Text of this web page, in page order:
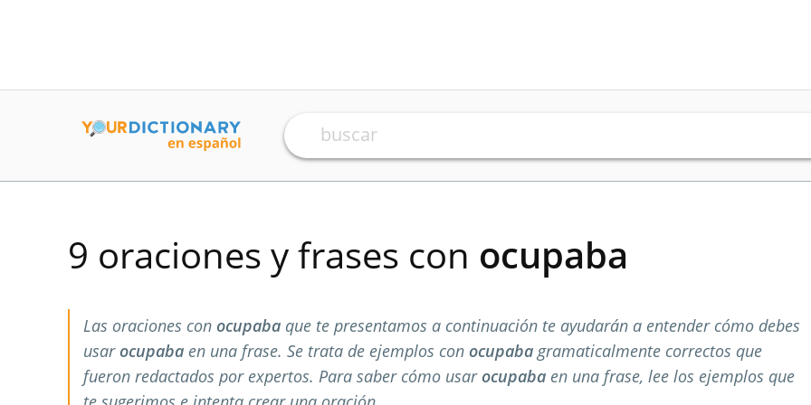
9 oraciones y frases con ocupaba
Las oraciones con ocupaba que te presentamos a continuación te ayudarán a entender cómo debes
usar ocupaba en una frase. Se trata de ejemplos con ocupabagramaticalmente correctos que
fueron redactados por expertos. Para saber cómo usar ocupaba en una frase, lee los ejemplos que